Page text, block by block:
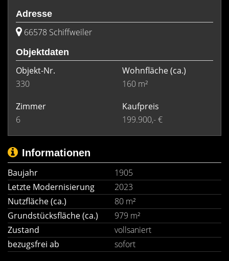
Adresse
66578 Schiffweiler
Objektdaten
Objekt-Nr.
330
Wohnfläche(ca.)
160 m²
Zimmer
6
Kaufpreis
199.900,- €
Informationen
Baujahr
1905
Letzte Modernisierung
2023
Nutzfläche (ca.)
80 m²
Grundstücksfläche (ca.)
979 m²
Zustand
vollsaniert
bezugsfrei ab
sofort